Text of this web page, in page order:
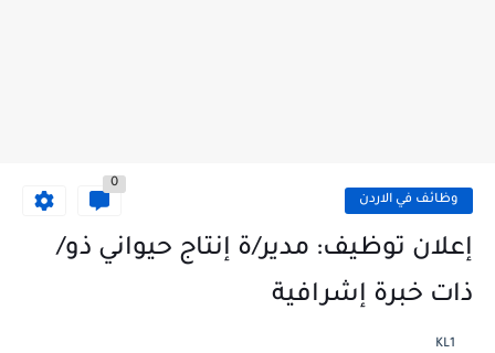
وظائف في الاردن
0
إعلان توظيف: مدير/ة إنتاج حيواني ذو/
ذات خبرة إشرافية
KL1